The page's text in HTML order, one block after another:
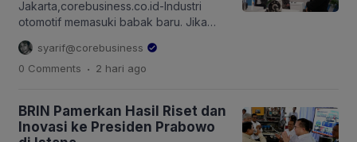
Jakarta,corebusiness.co.id-Industri
otomotif memasuki babak baru. Jika
sebelumnya persaingan berfokus pada
tenaga mesin, efisiensi, atau desain
kendaraan, kini kemampuan kendaraan
mencegah kecelakaan mulai menjadi
faktor pembeda. Pergeseran ini
menjadi salah satu pesan utama yang
syarif@corebusiness
0 Comments . 2 hari ago
BRIN Pamerkan Hasil Riset dan
Inovasi ke Presiden Prabowo